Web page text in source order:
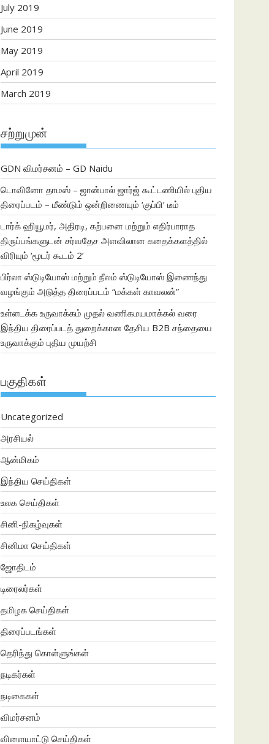
July 2019
June 2019
May 2019
April 2019
March 2019
சற்றுமுன்
GDN விமர்சனம் – GD Naidu
டொவினோ தாமஸ் – ஜான்பால் ஜார்ஜ் கூட்டணியில் புதிய
திரைப்படம் – மீண்டும் ஒன்றிணையும் ‘குப்பி’ டீம்
டார்க் ஹியூமர், அதிரடி, கற்பனை மற்றும் எதிர்பாராத
திருப்பங்களுடன் சர்வதேச அளவிலான கதைக்களத்தில்
விரியும் ‘மூடர் கூடம் 2’
பிர்லா ஸ்டுடியோஸ் மற்றும் நீலம் ஸ்டுடியோஸ் இணைந்து
வழங்கும் அடுத்த திரைப்படம் “மக்கள் காவலன்”
உள்ளடக்க உருவாக்கம் முதல் வணிகமயமாக்கல் வரை
இந்திய திரைப்படத் துறைக்கான தேசிய B2B சந்தையை
உருவாக்கும் புதிய முயற்சி
பகுதிகள்
Uncategorized
அரசியல்
ஆன்மிகம்
இந்திய செய்திகள்
உலக செய்திகள்
சினி-நிகழ்வுகள்
சினிமா செய்திகள்
ஜோதிடம்
டிரைலர்கள்
தமிழக செய்திகள்
திரைப்படங்கள்
தெரிந்து கொள்ளுங்கள்
நடிகர்கள்
நடிகைகள்
விமர்சனம்
விளையாட்டு செய்திகள்